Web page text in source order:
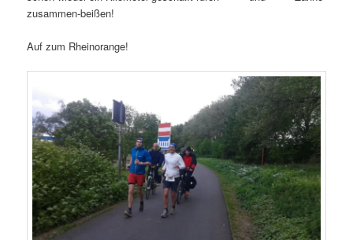
zusammen-beißen!
Auf zum Rheinorange!